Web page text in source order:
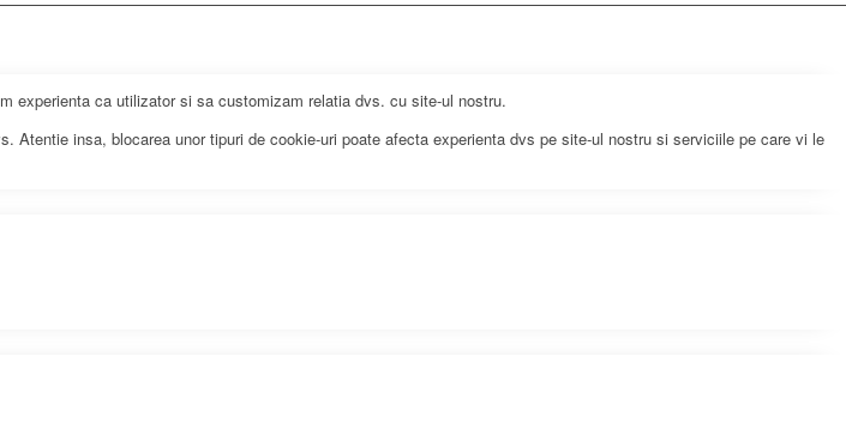
experienta ca utilizator si sa customizam relatia dvs. cu site-ul nostru.
insa, blocarea unor tipuri de cookie-uri poate afecta experienta dvs pe site-ul nostru si serviciile pe care vi le